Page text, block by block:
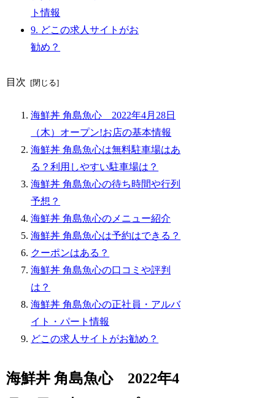
ト情報
9. どこの求人サイトがお
勧め？
目次
海鮮丼 角島魚心 2022年4月28日
（木）オープン!お店の基本情報
海鮮丼 角島魚心は無料駐車場はあ
る？利用しやすい駐車場は？
海鮮丼 角島魚心の待ち時間や行列
予想？
海鮮丼 角島魚心のメニュー紹介
海鮮丼 角島魚心は予約はできる？
クーポンはある？
海鮮丼 角島魚心の口コミや評判
は？
海鮮丼 角島魚心の正社員・アルバ
イト・パート情報
どこの求人サイトがお勧め？
海鮮丼 角島魚心 2022年4